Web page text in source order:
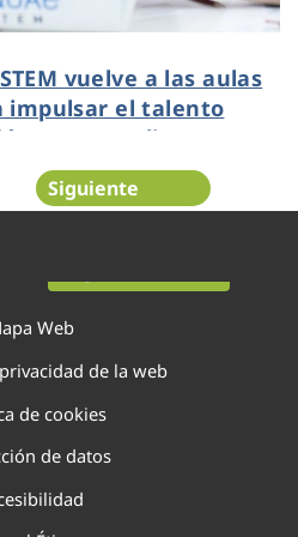
vuelve a las aulas
impulsar el talento
estudiantes
Siguiente
Web
de la web
de cookies
de datos